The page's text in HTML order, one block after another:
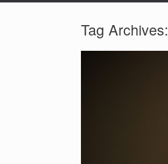
Tag Archives: